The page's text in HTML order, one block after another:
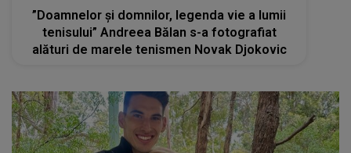
”Doamnelor și domnilor, legenda vie a lumii
tenisului” Andreea Bălan s-a fotografiat
alături de marele tenismen Novak Djokovic